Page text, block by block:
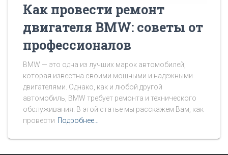
Как провести ремонт
двигателя BMW: советы от
профессионалов
BMW — это одна из лучших марок автомобилей,
которая известна своими мощными и надежными
двигателями. Однако, как и любой другой
автомобиль, BMW требует ремонта и технического
обслуживания. В этой статье мы расскажем Вам, как
провести Подробнее…